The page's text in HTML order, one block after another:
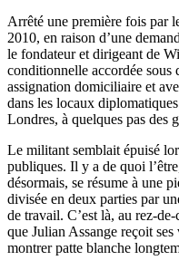
Arrêté une première fois par
2010, en raison d’une
le fondateur et dirigeant de
conditionnelle accordée sous
assignation domiciliaire et
dans les locaux
Londres, à quelques pas des
Le militant semblait épuisé
publiques. Il y a de quoi
désormais, se résume à une
divisée en deux parties par
de travail. C’est là, au rez-de-
que Julian Assange reçoit
montrer patte blanche